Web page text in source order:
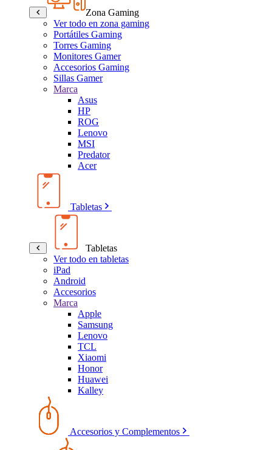
Zona Gaming
Ver todo en zona gaming
Portátiles Gaming
Torres Gaming
Monitores Gamer
Accesorios Gaming
Sillas Gamer
Marca
Asus
HP
ROG
Lenovo
MSI
Predator
Acer
Tabletas
Tabletas
Ver todo en tabletas
iPad
Android
Accesorios
Marca
Apple
Samsung
Lenovo
TCL
Xiaomi
Honor
Huawei
Kalley
Accesorios y Complementos